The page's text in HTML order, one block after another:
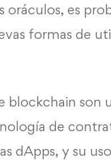
oráculos, es
formas de
blockchain son
de
dApps, y su